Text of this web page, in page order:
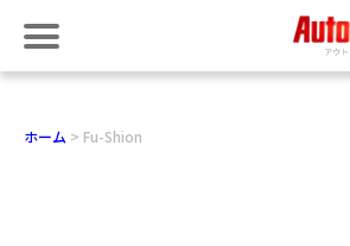
ホーム Fu-Shion